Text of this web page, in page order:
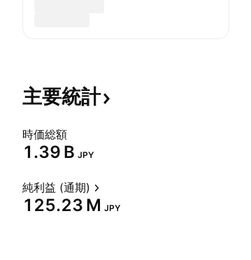
主要統計
時価総額
‪1.39 B‬ JPY
純利益 (通期)
‪125.23 M‬ JPY